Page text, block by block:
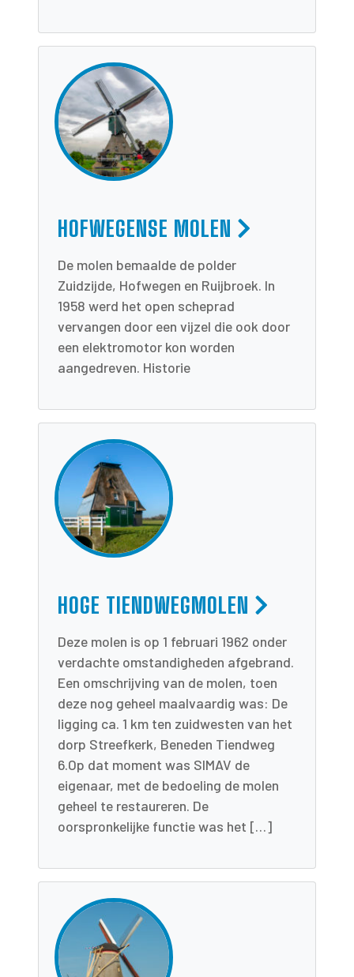
HOFWEGENSE MOLEN
De molen bemaalde de polder
Zuidzijde, Hofwegen en Ruijbroek. In
1958 werd het open scheprad
vervangen door een vijzel die ook door
een elektromotor kon worden
aangedreven. Historie
HOGE TIENDWEGMOLEN
Deze molen is op 1 februari 1962 onder
verdachte omstandigheden afgebrand.
Een omschrijving van de molen, toen
deze nog geheel maalvaardig was: De
ligging ca. 1 km ten zuidwesten van het
dorp Streefkerk, Beneden Tiendweg
6.Op dat moment was SIMAV de
eigenaar, met de bedoeling de molen
geheel te restaureren. De
oorspronkelijke functie was het […]